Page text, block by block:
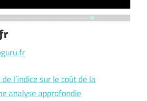
l’indice sur le coût de la
analyse approfondie